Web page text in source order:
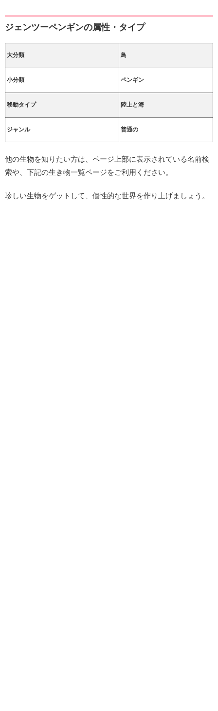
ジェンツーペンギンの属性・タイプ
大分類 鳥
小分類 ペンギン
移動タイプ 陸上と海
ジャンル 普通の
他の生物を知りたい方は、ページ上部に表示されている名前検
索や、下記の生き物一覧ページをご利用ください。
珍しい生物をゲットして、個性的な世界を作り上げましょう。